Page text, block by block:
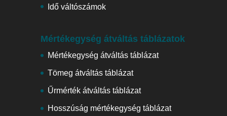
Idő váltószámok
Mértékegység átváltás táblázatok
Mértékegység átváltás táblázat
Tömeg átváltás táblázat
Űrmérték átváltás táblázat
Hosszúság mértékegység táblázat